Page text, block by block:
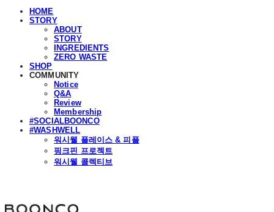
HOME
STORY
ABOUT
STORY
INGREDIENTS
ZERO WASTE
SHOP
COMMUNITY
Notice
Q&A
Review
Membership
#SOCIALBOONCO
#WASHWELL
워시웰 플레이스 & 피플
핑크핀 프로젝트
워시웰 콜렉티브